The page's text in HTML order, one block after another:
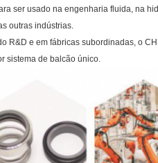
ser usado na engenharia fluida, na
outras indústrias.
R&D e em fábricas subordinadas, o
sistema de balcão único.